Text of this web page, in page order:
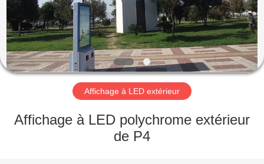
PRODUITS
VIDÉOS
PROPOS
Affichage à LED extérieur
Affichage à LED polychrome extérieur
de P4